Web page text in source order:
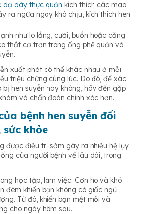
dạ dày thực quản kích thích các mao
ra ngứa ngáy khó chịu, kích thích hen
như lo lắng, cười, buồn hoặc căng
thắt cơ trơn trong ống phế quản và
xuất phát có thể khác nhau ở mỗi
triệu chứng cùng lúc. Do đó, để xác
hen suyễn hay không, hãy đến gặp
và chẩn đoán chính xác hơn.
bệnh hen suyễn đối
sức khỏe
được điều trị sớm gây ra nhiều hệ lụy
của người bệnh về lâu dài, trong
học tập, làm việc: Cơn ho và khó
đêm khiến bạn không có giấc ngủ
Từ đó, khiến bạn mệt mỏi và
cho ngày hôm sau.